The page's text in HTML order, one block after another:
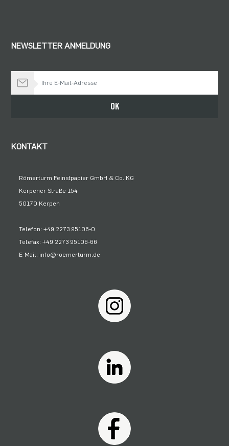
NEWSLETTER ANMELDUNG
OK
KONTAKT
Römerturm Feinstpapier GmbH & Co. KG
Kerpener Straße 154
50170 Kerpen
Telefon: +49 2273 95106-0
Telefax: +49 2273 95106-66
E-Mail: info@roemerturm.de